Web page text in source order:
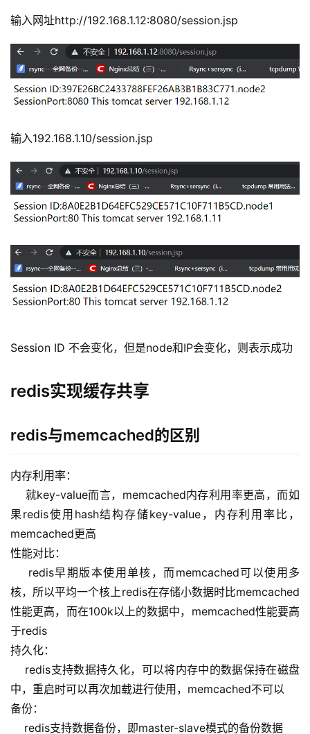
n
x
基
开
发
云
原
生
控
输入网址http://192.168.1.12:8080/session.jsp
输入192.168.1.10/session.jsp
Session ID 不会变化，但是node和IP会变化，则表示成功
redis实现缓存共享
redis与memcached的区别
内存利用率：
果redis使用hash结构存储key-value，内存利用率比，
memcached更高
性能对比：
核，所以平均一个核上redis在存储小数据时比memcached
性能更高，而在100k以上的数据中，memcached性能要高
于redis
持久化：
中，重启时可以再次加载进行使用，memcached不可以
备份：
    redis支持数据备份，即master-slave模式的备份数据